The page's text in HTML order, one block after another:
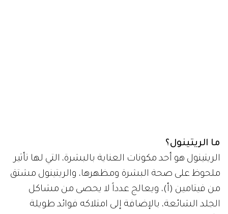
ما الريتينول؟
الريتينول هو أحد مكونات العناية بالبشرة، التي لها تأثير
ملحوظ على صحة البشرة ومظهرها، والريتينول مشتق
من فيتامين (أ)، ويعالج عدداً لا يحصى من مشاكل
الجلد الشائعة، بالإضافة إلى امتلاكه فوائد طويلة